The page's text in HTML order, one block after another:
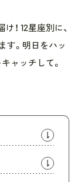
！ 12星座別に、
す。明日をハッ
ャッチして。